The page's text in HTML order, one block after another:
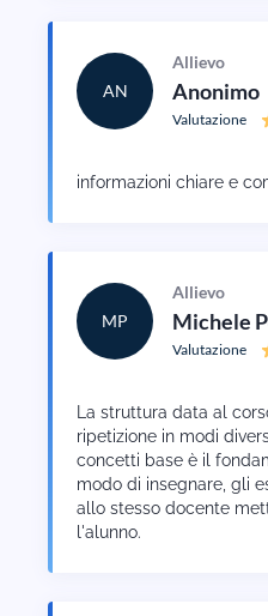
AN
Allievo
Anonimo
Valutazione
informazioni chiare e
MP
Allievo
Michele
Valutazione
La struttura data al
ripetizione in modi
concetti base è il
modo di insegnare, gli
allo stesso docente
l'alunno.